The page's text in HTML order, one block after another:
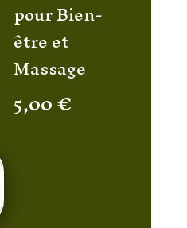
pour Bien-
être et
Massage
5,00€